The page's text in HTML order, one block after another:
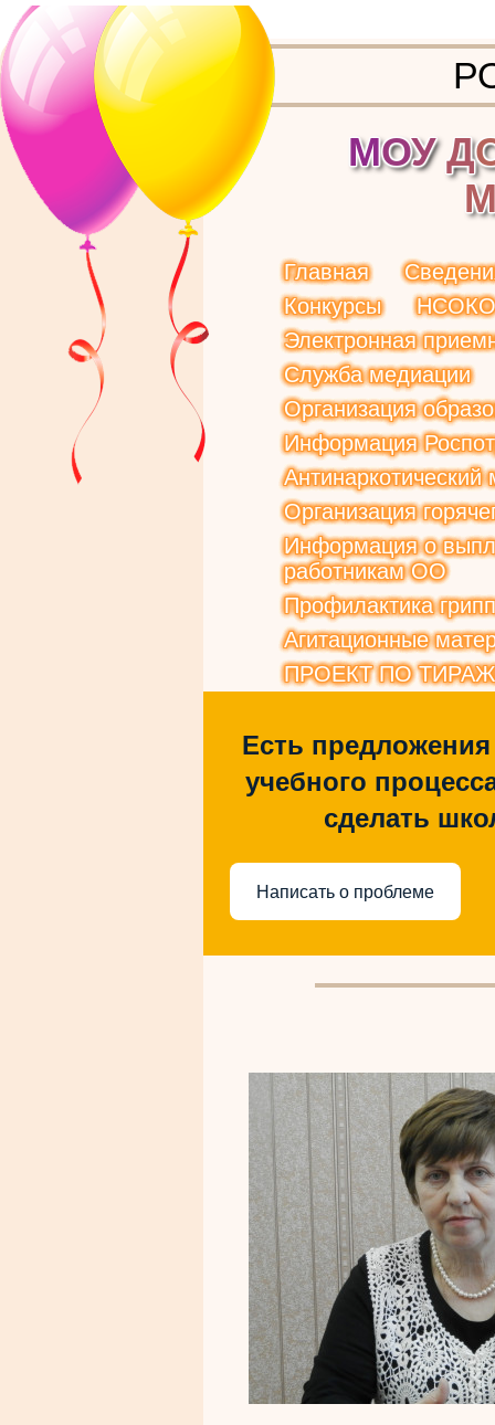
МОУ Д
Главная
Конкурсы
НСОКО
Электронная
Служба медиации
Организация
Информация
Антинаркотический
Организация
Информация о
работникам ОО
Профилактика
Агитационные
ПРОЕКТ ПО
Есть
учебного
сделать
Написать о проблеме